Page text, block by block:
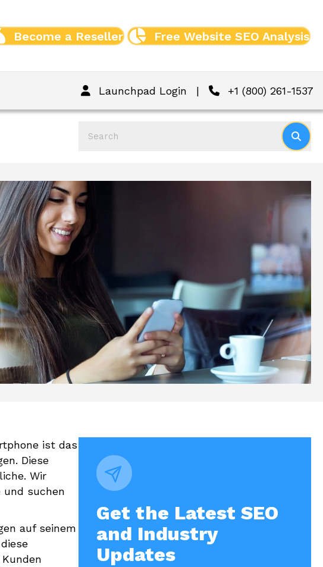
Become a Reseller Free Website SEO Analysis
Launchpad Login | +1 (800) 261-1537
ist das
Diese
Wir
und suchen
auf seinem
Get the Latest SEO
and Industry
Updates